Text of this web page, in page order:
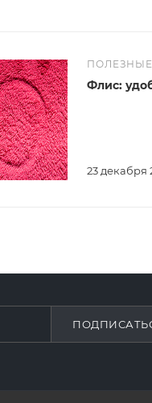
23 декабря
Флис: